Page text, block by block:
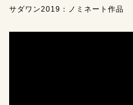
サダワン2019：ノミネート作品